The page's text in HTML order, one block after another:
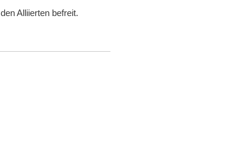
Alliierten befreit.